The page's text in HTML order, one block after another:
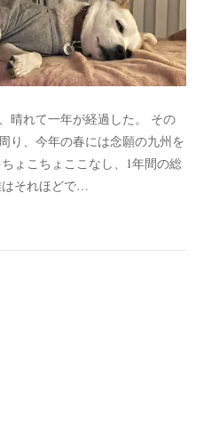
晴れて一年が経過した。 その
り、今年の春には念願の九州を
ょこちょここなし、1年間の総
はそれほどで…